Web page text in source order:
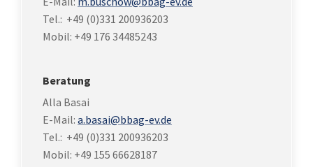
Tel.: +49 (0)331 200936203
Mobil: +49 176 34485243
Beratung
Alla Basai
E-Mail: a.basai@bbag-ev.de
Tel.: +49 (0)331 200936203
Mobil: +49 155 66628187